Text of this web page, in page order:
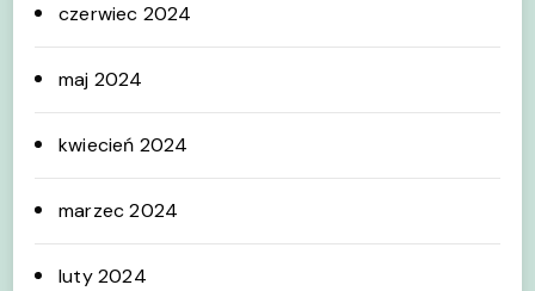
czerwiec 2024
maj 2024
kwiecień 2024
marzec 2024
luty 2024